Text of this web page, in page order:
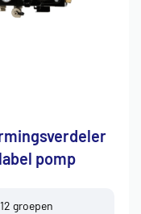
pomp
groepen